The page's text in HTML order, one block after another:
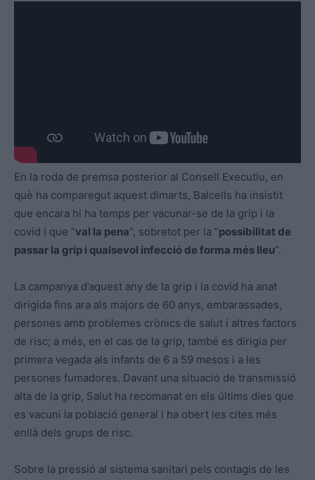
En la roda de premsa posterior al Consell Executiu, en
què ha comparegut aquest dimarts, Balcells ha insistit
que encara hi ha temps per vacunar-se de la grip i la
covid i que “val la pena”, sobretot per la “possibilitat de
passar la grip i qualsevol infecció de forma més lleu”.
La campanya d’aquest any de la grip i la covid ha anat
dirigida fins ara als majors de 60 anys, embarassades,
persones amb problemes crònics de salut i altres factors
de risc; a més, en el cas de la grip, també es dirigia per
primera vegada als infants de 6 a 59 mesos i a les
persones fumadores. Davant una situació de transmissió
alta de la grip, Salut ha recomanat en els últims dies que
es vacuni la població general i ha obert les cites més
enllà dels grups de risc.
Sobre la pressió al sistema sanitari pels contagis de les